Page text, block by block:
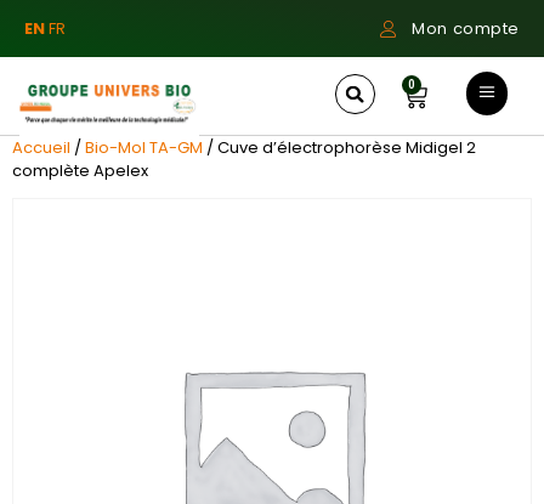
ENFR Mon compte
0
Accueil /Bio-Mol TA-GM / Cuve d’électrophorèse Midigel 2
complète Apelex